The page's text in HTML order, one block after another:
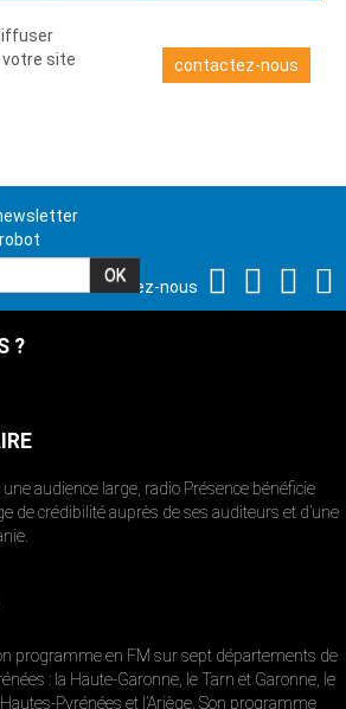
site
contactez-nous
Suivez-nous
?
audience large, radio Présence bénéficie
de crédibilité auprès de ses auditeurs et d’une
programme en FM sur sept départements de
: la Haute-Garonne, le Tarn et Garonne, le
Hautes-Pyrénées et l’Ariège. Son programme